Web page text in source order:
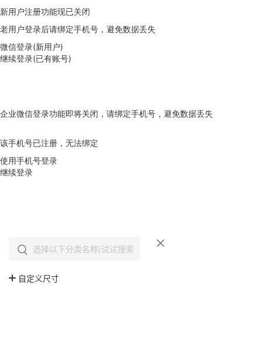
新用户注册功能现已关闭
老用户登录后请绑定手机号，避免数据丢失
微信登录(新用户)
继续登录(已有账号)
企业微信登录功能即将关闭，请绑定手机号，避免数据丢失
该手机号已注册，无法绑定
使用手机号登录
继续登录